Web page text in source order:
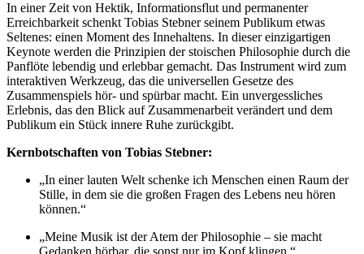
In einer Zeit von Hektik, Informationsflut und permanenter
Erreichbarkeit schenkt Tobias Stebner seinem Publikum etwas
Seltenes: einen Moment des Innehaltens. In dieser einzigartigen
Keynote werden die Prinzipien der stoischen Philosophie durch die
Panflöte lebendig und erlebbar gemacht. Das Instrument wird zum
interaktiven Werkzeug, das die universellen Gesetze des
Zusammenspiels hör- und spürbar macht. Ein unvergessliches
Erlebnis, das den Blick auf Zusammenarbeit verändert und dem
Publikum ein Stück innere Ruhe zurückgibt.
Kernbotschaften von Tobias Stebner:
„In einer lauten Welt schenke ich Menschen einen Raum der
Stille, in dem sie die großen Fragen des Lebens neu hören
können.“
„Meine Musik ist der Atem der Philosophie – sie macht